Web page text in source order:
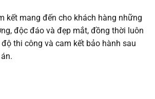
kết mang đến cho khách hàng những
độc đáo và đẹp mắt, đồng thời luôn
thi công và cam kết bảo hành sau